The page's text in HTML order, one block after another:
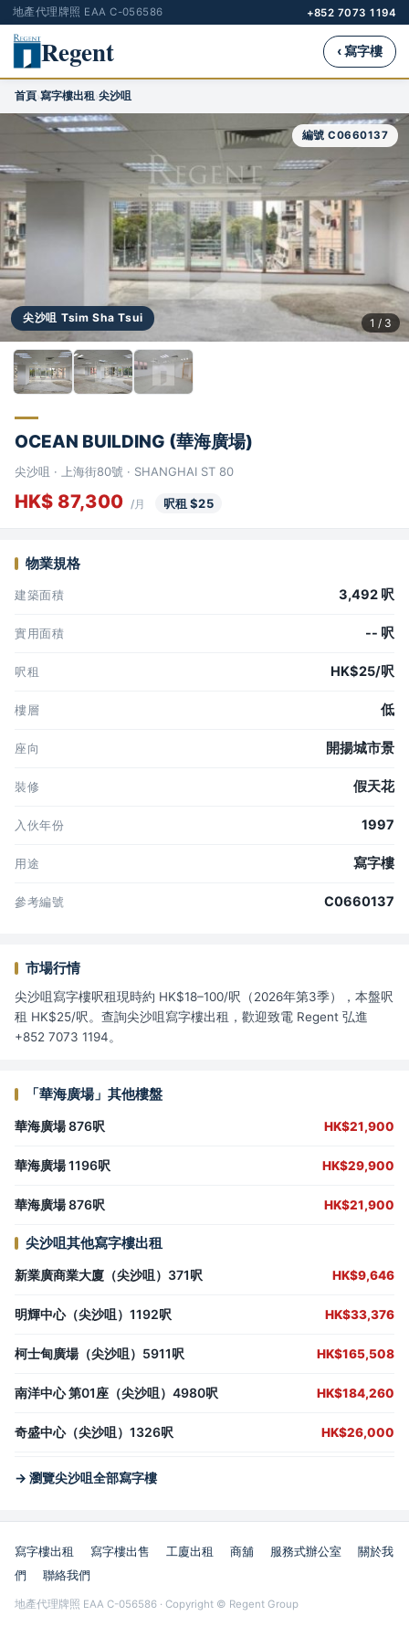
地產代理牌照 EAA C-056586 +852 7073 1194
Regent ‹ 寫字樓
首頁›寫字樓出租›尖沙咀
尖沙咀 Tsim Sha Tsui
編號 C0660137
1 / 3
OCEAN BUILDING (華海廣場)
尖沙咀 · 上海街80號 · SHANGHAI ST 80
HK$ 87,300 /月 呎租 $25
物業規格
建築面積 3,492 呎
實用面積 -- 呎
呎租 HK$25/呎
樓層 低
座向 開揚城市景
裝修 假天花
入伙年份 1997
用途 寫字樓
參考編號 C0660137
市場行情
尖沙咀寫字樓呎租現時約 HK$18–100/呎（2026年第3季），本盤呎
租 HK$25/呎。查詢尖沙咀寫字樓出租，歡迎致電 Regent 弘進
+852 7073 1194。
「華海廣場」其他樓盤
華海廣場 876呎 HK$21,900
華海廣場 1196呎 HK$29,900
華海廣場 876呎 HK$21,900
尖沙咀其他寫字樓出租
新業廣商業大廈（尖沙咀）371呎 HK$9,646
明輝中心（尖沙咀）1192呎 HK$33,376
柯士甸廣場（尖沙咀）5911呎 HK$165,508
南洋中心 第01座（尖沙咀）4980呎 HK$184,260
奇盛中心（尖沙咀）1326呎 HK$26,000
→ 瀏覽尖沙咀全部寫字樓
寫字樓出租 寫字樓出售 工廈出租 商舖 服務式辦公室
關於我
們
聯絡我們
地產代理牌照 EAA C-056586 · Copyright © Regent Group